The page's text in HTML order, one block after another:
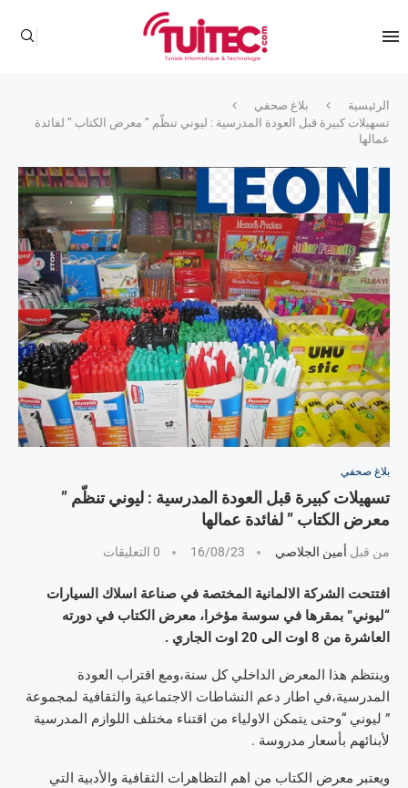
الرئيسية
بلاغ صحفي
تسهيلات كبيرة قبل العودة المدرسية : ليوني تنظّم ” معرض الكتاب ” لفائدة
عمالها
بلاغ صحفي
تسهيلات كبيرة قبل العودة المدرسية : ليوني تنظّم ”
معرض الكتاب ” لفائدة عمالها
من قبل أمين الجلاصي 16/08/23 0 التعليقات
افتتحت الشركة الالمانية المختصة في صناعة اسلاك السيارات
“ليوني” بمقرها في سوسة مؤخرا، معرض الكتاب في دورته
العاشرة من 8 اوت الى 20 اوت الجاري .
وينتظم هذا المعرض الداخلي كل سنة،ومع اقتراب العودة
المدرسية،في اطار دعم النشاطات الاجتماعية والثقافية لمجموعة
” ليوني “وحتى يتمكن الاولياء من اقتناء مختلف اللوازم المدرسية
لأبنائهم بأسعار مدروسة .
ويعتبر معرض الكتاب من اهم التظاهرات الثقافية والأدبية التي